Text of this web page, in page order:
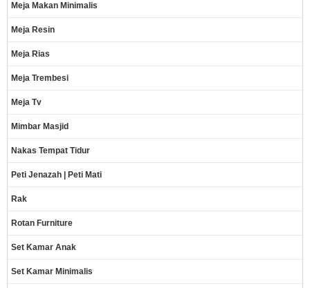
Meja Makan Minimalis
Meja Resin
Meja Rias
Meja Trembesi
Meja Tv
Mimbar Masjid
Nakas Tempat Tidur
Peti Jenazah | Peti Mati
Rak
Rotan Furniture
Set Kamar Anak
Set Kamar Minimalis